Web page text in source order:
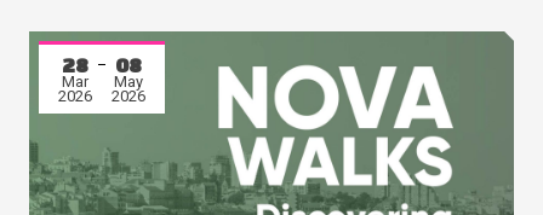
28
Mar
2026
08
May
2026